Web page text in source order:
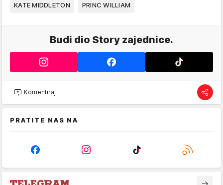
KATE MIDDLETON PRINC WILLIAM
Budi dio Story zajednice.
Komentiraj
PRATITE NAS NA